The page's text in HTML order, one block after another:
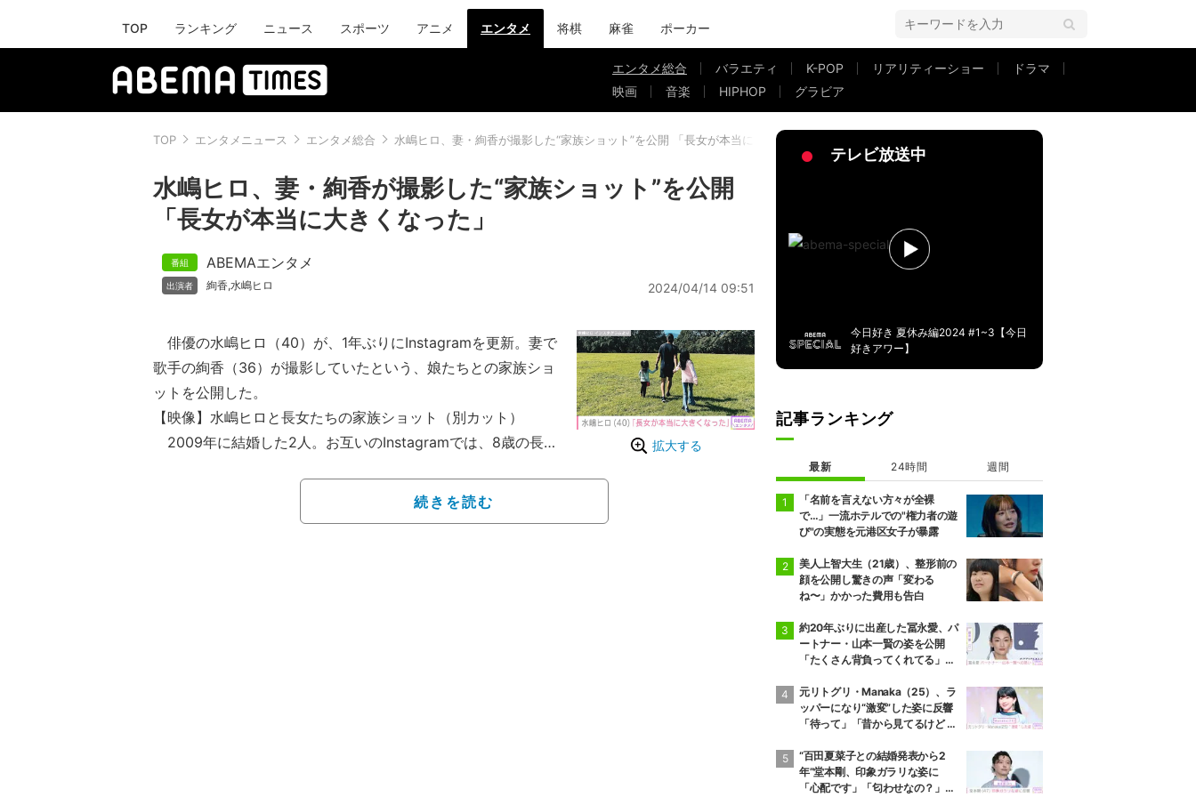
TOP ランキング ニュース スポーツ アニメ エンタメ 将棋 麻雀 ポーカー
エンタメ総合 バラエティ K-POP リアリティーショー
ドラマ
映画
音楽 HIPHOP グラビア
TOP エンタメニュース エンタメ総合 水嶋ヒロ、妻・絢香が撮影した“家族ショット”を公開 「長女が本当に大きくなった」
水嶋ヒロ、妻・絢香が撮影した“家族ショット”を公開
「長女が本当に大きくなった」
ABEMAエンタメ
絢香,水嶋ヒロ 2024/04/14 09:51
拡大する
俳優の水嶋ヒロ（40）が、1年ぶりにInstagramを更新。妻で
歌手の絢香（36）が撮影していたという、娘たちとの家族ショ
ットを公開した。
【映像】水嶋ヒロと長女たちの家族ショット（別カット）
2009年に結婚した2人。お互いのInstagramでは、8歳の長
迎えた次女や長女の七五三ショットなど、そして絢香は結婚14
周年の際に姉妹が仲良く手をつなぐ姿、15周年では我が子から
続きを読む
テレビ放送中
今日好き 夏休み編2024 #1~3【今日
好きアワー】
記事ランキング
最新 24時間 週間
「名前を言えない方々が全裸
で…」一流ホテルでの"権力者の遊
び"の実態を元港区女子が暴露
美人上智大生（21歳）、整形前の
顔を公開し驚きの声「変わる
ね〜」かかった費用も告白
約20年ぶりに出産した冨永愛、パ
ートナー・山本一賢の姿を公開
「たくさん背負ってくれてる」感
元リトグリ・Manaka（25）、ラ
ッパーになり“激変”した姿に反響
「待って」「昔から見てるけど 最
“百田夏菜子との結婚発表から2
年”堂本剛、印象ガラリな姿に
「心配です」「匂わせなの？」な